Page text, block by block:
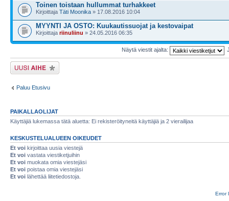
Toinen toistaan hullummat turhakkeet
Kirjoittaja Täti Moonika » 17.08.2016 10:04
MYYNTI JA OSTO: Kuukautissuojat ja kestovaipat
Kirjoittaja riinuliinu » 24.05.2016 06:35
Näytä viestit ajalta:
Lähetä uusi viesti
Paluu Etusivu
PAIKALLAOLIJAT
Käyttäjiä lukemassa tätä aluetta: Ei rekisteröityneitä käyttäjiä ja 2 vierailijaa
KESKUSTELUALUEEN OIKEUDET
Et voi kirjoittaa uusia viestejä
Et voi vastata viestiketjuihin
Et voi muokata omia viestejäsi
Et voi poistaa omia viestejäsi
Et voi lähettää liitetiedostoja.
Error